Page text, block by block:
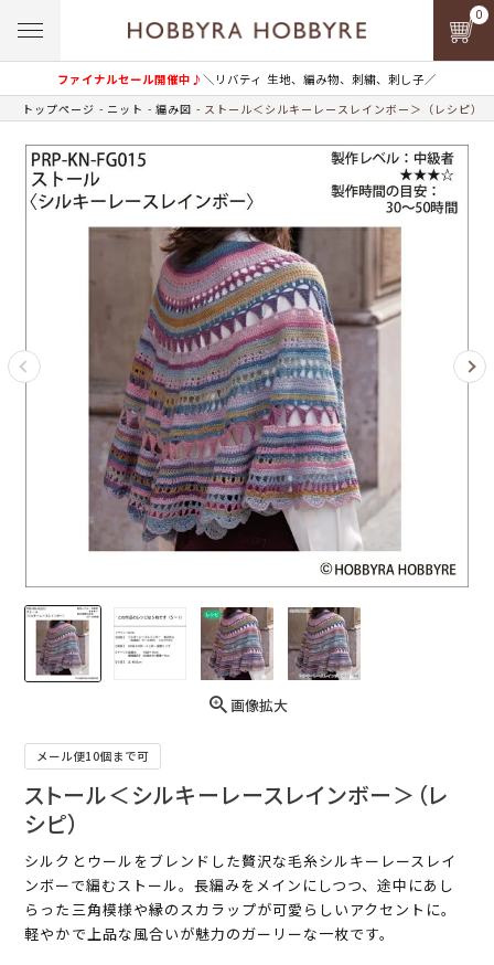
ファイナルセール開催中♪＼リバティ 生地、編み物、刺繍、刺し子／
0
トップページ ニット 編み図 ストール＜シルキーレースレインボー＞（レシピ）
画像拡大
メール便10個まで可
ストール＜シルキーレースレインボー＞（レ
シピ）
シルクとウールをブレンドした贅沢な毛糸シルキーレースレイ
ンボーで編むストール。長編みをメインにしつつ、途中にあし
らった三角模様や縁のスカラップが可愛らしいアクセントに。
軽やかで上品な風合いが魅力のガーリーな一枚です。